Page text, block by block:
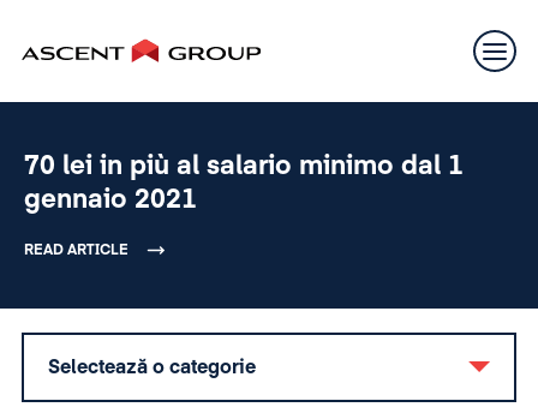
70 lei in più al salario minimo dal 1
gennaio 2021
READ ARTICLE
Selectează o categorie